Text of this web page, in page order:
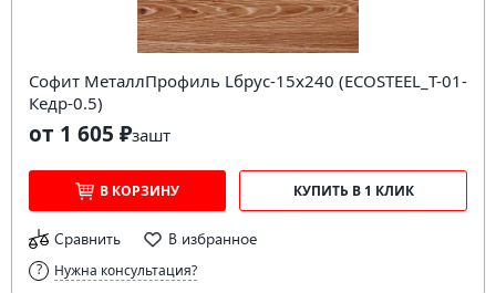
Софит МеталлПрофиль Lбрус-15х240 (ECOSTEEL_T-01-
Кедр-0.5)
от 1 605 ₽зашт
В КОРЗИНУ КУПИТЬ В 1 КЛИК
Сравнить В избранное
Нужна консультация?